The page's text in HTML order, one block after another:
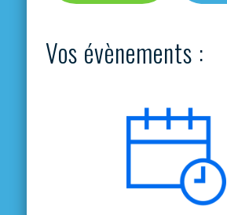
Vos évènements :